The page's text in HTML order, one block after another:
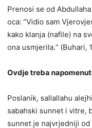
Prenosi se od
oca: ”Vidio sam
kako klanja (nafile) na
ona usmjerila.“ (Buhari,
Ovdje treba
Poslanik, sallallahu
sabahski sunnet i vitre,
sunnet je najvrjedniji